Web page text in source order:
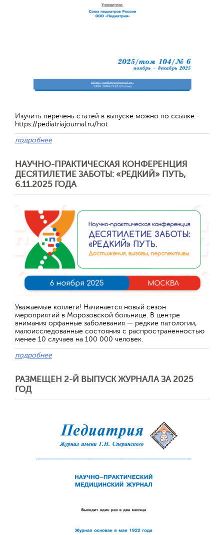
Изучить перечень статей в выпуске можно по ссылке -
https://pediatriajournal.ru/hot
подробнее
НАУЧНО-ПРАКТИЧЕСКАЯ КОНФЕРЕНЦИЯ
ДЕСЯТИЛЕТИЕ ЗАБОТЫ: «РЕДКИЙ» ПУТЬ,
6.11.2025 ГОДА
Уважаемые коллеги! Начинается новый сезон
мероприятий в Морозовской больнице. В центре
внимания орфанные заболевания — редкие патологии,
малоисследованные состояния с распространенностью
менее 10 случаев на 100 000 человек.
подробнее
РАЗМЕЩЕН 2-Й ВЫПУСК ЖУРНАЛА ЗА 2025
ГОД